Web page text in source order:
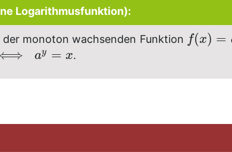
Logarithmusfunktion):
monoton wachsenden Funktion f(x) =
ay = x.